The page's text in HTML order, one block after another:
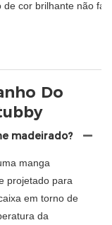
Do
madeirado?
manga
projetado para
em torno de
da